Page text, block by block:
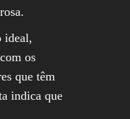
ideal,
os
que têm
indica que